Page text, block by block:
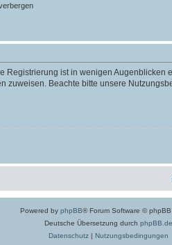
ist in wenigen
Beachte bitte unsere
Powered by phpBB® Forum Software © phpBB
Deutsche Übersetzung durch phpBB.de
Datenschutz| Nutzungsbedingungen